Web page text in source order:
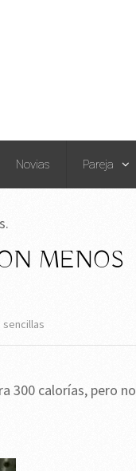
Novias Pareja
MENOS
300 calorías, pero no